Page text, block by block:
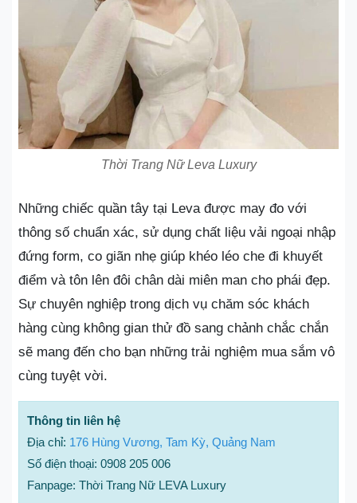
Thời Trang Nữ Leva Luxury
Những chiếc quần tây tại Leva được may đo với
thông số chuẩn xác, sử dụng chất liệu vải ngoại nhập
đứng form, co giãn nhẹ giúp khéo léo che đi khuyết
điểm và tôn lên đôi chân dài miên man cho phái đẹp.
Sự chuyên nghiệp trong dịch vụ chăm sóc khách
hàng cùng không gian thử đồ sang chảnh chắc chắn
sẽ mang đến cho bạn những trải nghiệm mua sắm vô
cùng tuyệt vời.
Thông tin liên hệ
Địa chỉ: 176 Hùng Vương, Tam Kỳ, Quảng Nam
Số điện thoại: 0908 205 006
Fanpage: Thời Trang Nữ LEVA Luxury